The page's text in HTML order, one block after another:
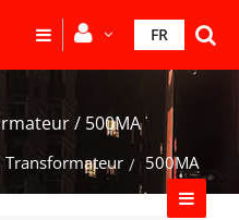
FR
/ 500MA
Transformateur 500MA